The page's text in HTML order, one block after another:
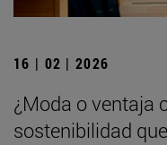
16 | 02 | 2026
¿Moda o ventaja
sostenibilidad